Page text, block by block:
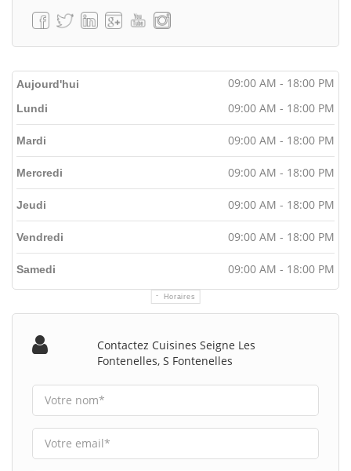
Aujourd'hui 09:00 AM - 18:00 PM
Horaires
Lundi 09:00 AM - 18:00 PM
Mardi 09:00 AM - 18:00 PM
Mercredi 09:00 AM - 18:00 PM
Jeudi 09:00 AM - 18:00 PM
Vendredi 09:00 AM - 18:00 PM
Samedi 09:00 AM - 18:00 PM
Contactez Cuisines Seigne Les
Fontenelles, S Fontenelles